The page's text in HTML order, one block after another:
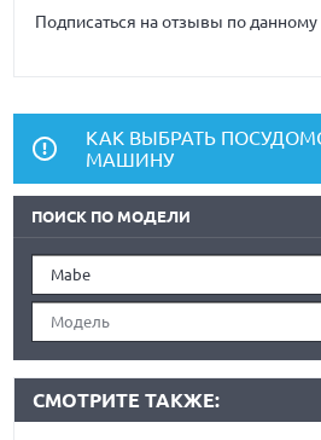
Подписаться на отзывы по данному
КАК ВЫБРАТЬ
МАШИНУ
ПОИСК ПО МОДЕЛИ
Mabe
Модель
СМОТРИТЕ ТАКЖЕ: